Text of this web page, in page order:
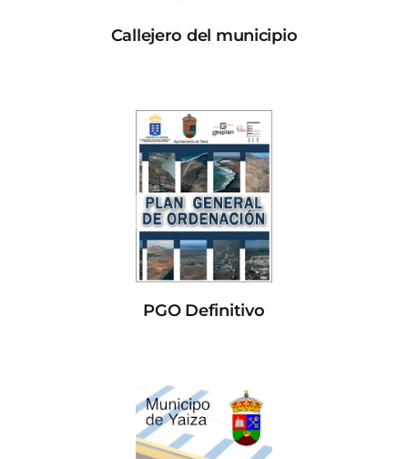
Callejero del municipio
PGO Definitivo